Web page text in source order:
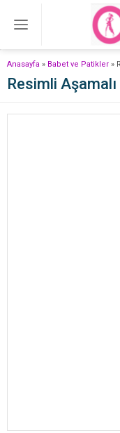
Anasayfa » Babet ve Patikler »
Resimli